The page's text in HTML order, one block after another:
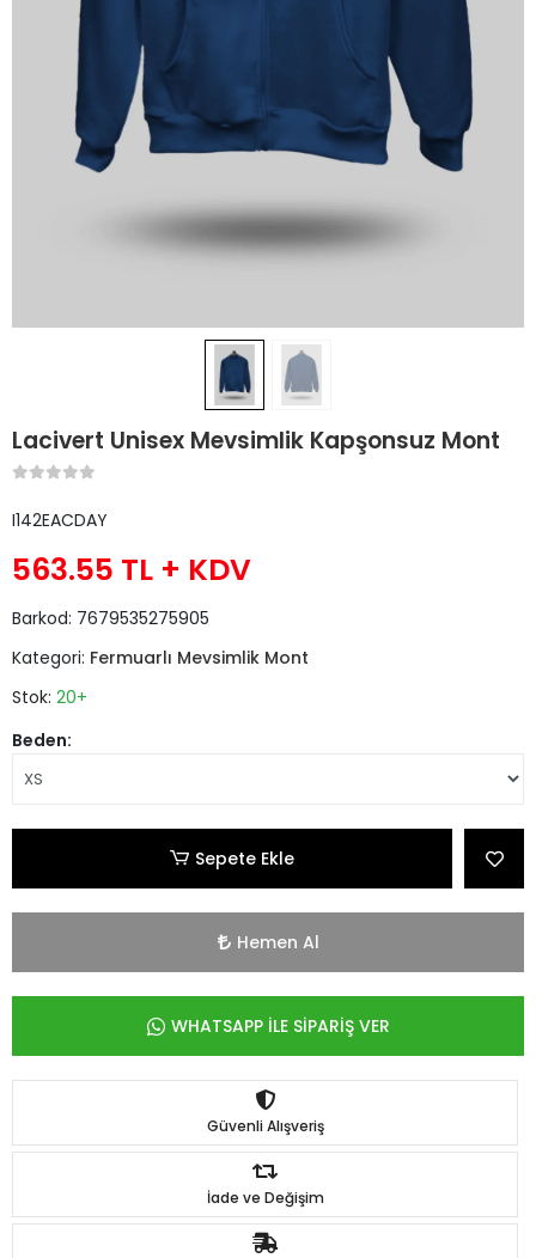
Lacivert Unisex Mevsimlik Kapşonsuz Mont
I142EACDAY
563.55 TL + KDV
Barkod: 7679535275905
Kategori: Fermuarlı Mevsimlik Mont
Stok: 20+
Beden:
Sepete Ekle
Hemen Al
WHATSAPP İLE SİPARİŞ VER
Güvenli Alışveriş
İade ve Değişim